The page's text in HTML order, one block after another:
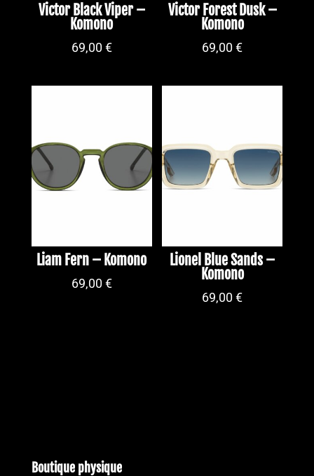
Victor Black Viper –
Komono
69,00€
Victor Forest Dusk –
Komono
69,00€
Liam Fern – Komono
69,00€
Lionel Blue Sands –
Komono
69,00€
Boutique physique